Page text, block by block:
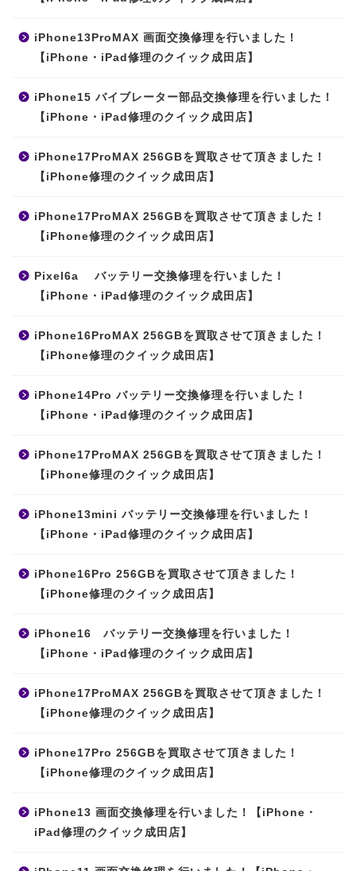
iPhone13ProMAX 画面交換修理を行いました！
【iPhone・iPad修理のクイック成田店】
iPhone15 バイブレーター部品交換修理を行いました！
【iPhone・iPad修理のクイック成田店】
iPhone17ProMAX 256GBを買取させて頂きました！
【iPhone修理のクイック成田店】
iPhone17ProMAX 256GBを買取させて頂きました！
【iPhone修理のクイック成田店】
Pixel6a バッテリー交換修理を行いました！
【iPhone・iPad修理のクイック成田店】
iPhone16ProMAX 256GBを買取させて頂きました！
【iPhone修理のクイック成田店】
iPhone14Pro バッテリー交換修理を行いました！
【iPhone・iPad修理のクイック成田店】
iPhone17ProMAX 256GBを買取させて頂きました！
【iPhone修理のクイック成田店】
iPhone13mini バッテリー交換修理を行いました！
【iPhone・iPad修理のクイック成田店】
iPhone16Pro 256GBを買取させて頂きました！
【iPhone修理のクイック成田店】
iPhone16 バッテリー交換修理を行いました！
【iPhone・iPad修理のクイック成田店】
iPhone17ProMAX 256GBを買取させて頂きました！
【iPhone修理のクイック成田店】
iPhone17Pro 256GBを買取させて頂きました！
【iPhone修理のクイック成田店】
iPhone13 画面交換修理を行いました！【iPhone・
iPad修理のクイック成田店】